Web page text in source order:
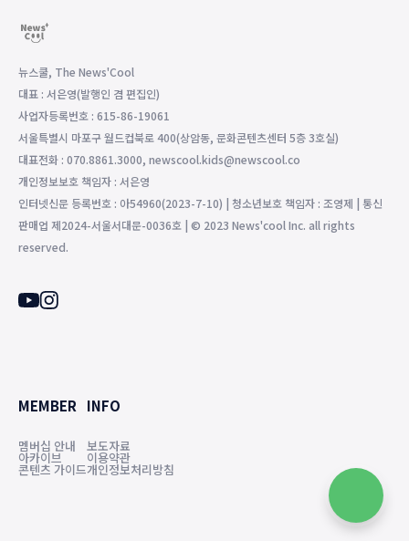
뉴스쿨, The News'Cool
대표 : 서은영(발행인 겸 편집인)
사업자등록번호 : 615-86-19061
서울특별시 마포구 월드컵북로 400(상암동, 문화콘텐츠센터 5층 3호실)
대표전화 : 070.8861.3000, newscool.kids@newscool.co
개인정보보호 책임자 : 서은영
인터넷신문 등록번호 : 아54960(2023-7-10) | 청소년보호 책임자 : 조영제 | 통신
판매업 제2024-서울서대문-0036호 | © 2023 News'cool Inc. all rights
reserved.
MEMBER
멤버십 안내
아카이브
콘텐츠 가이드
INFO
보도자료
이용약관
개인정보처리방침